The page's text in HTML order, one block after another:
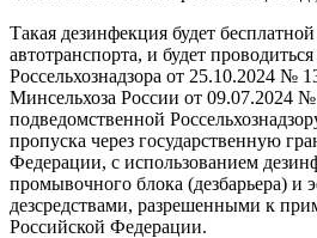
Такая дезинфекция будет
автотранспорта, и будет
Россельхознадзора от 25.10.2024 №
Минсельхоза России от 09.07.2024
подведомственной
пропуска через государственную
Федерации, с использованием
промывочного блока (дезбарьера) и
дезсредствами, разрешенными к
Российской Федерации.